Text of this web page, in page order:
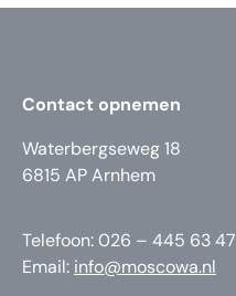
Contact opnemen
Waterbergseweg 18
6815 AP Arnhem
Telefoon: 026 – 445 63 47
Email: info@moscowa.nl